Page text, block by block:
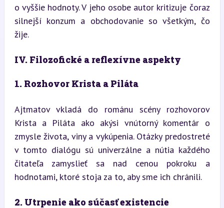
o vyššie hodnoty. V jeho osobe autor kritizuje čoraz
silnejší konzum a obchodovanie so všetkým, čo
žije.
IV. Filozofické a reflexívne aspekty
1. Rozhovor Krista a Piláta
Ajtmatov vkladá do románu scény rozhovorov
Krista a Piláta ako akýsi vnútorný komentár o
zmysle života, viny a vykúpenia. Otázky predostreté
v tomto dialógu sú univerzálne a nútia každého
čitateľa zamyslieť sa nad cenou pokroku a
hodnotami, ktoré stoja za to, aby sme ich chránili.
2. Utrpenie ako súčasť existencie